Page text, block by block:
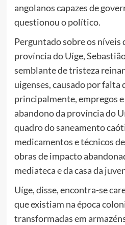
angolanos capazes de
questionou o político.
Perguntado sobre os níveis
província do Uíge,
semblante de tristeza
uigenses, causado por falta
principalmente, empregos
abandono da província do
quadro do saneamento
medicamentos e técnicos
obras de impacto
mediateca e da casa da
Uíge, disse, encontra-se
que existiam na época
transformadas em